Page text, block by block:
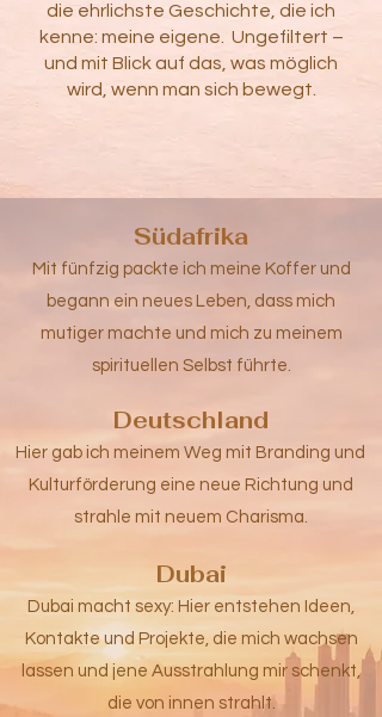
die ehrlichste Geschichte, die ich
kenne: meine eigene. Ungefiltert –
und mit Blick auf das, was möglich
wird, wenn man sich bewegt.
Südafrika
Mit fünfzig packte ich meine Koffer und
begann ein neues Leben, dass mich
mutiger machte und mich zu meinem
spirituellen Selbst führte.
Deutschland
Hier gab ich meinem Weg mit Branding und
Kulturförderung eine neue Richtung und
strahle mit neuem Charisma.
Dubai
Dubai macht sexy: Hier entstehen Ideen,
Kontakte und Projekte, die mich wachsen
lassen und jene Ausstrahlung mir schenkt,
die von innen strahlt.